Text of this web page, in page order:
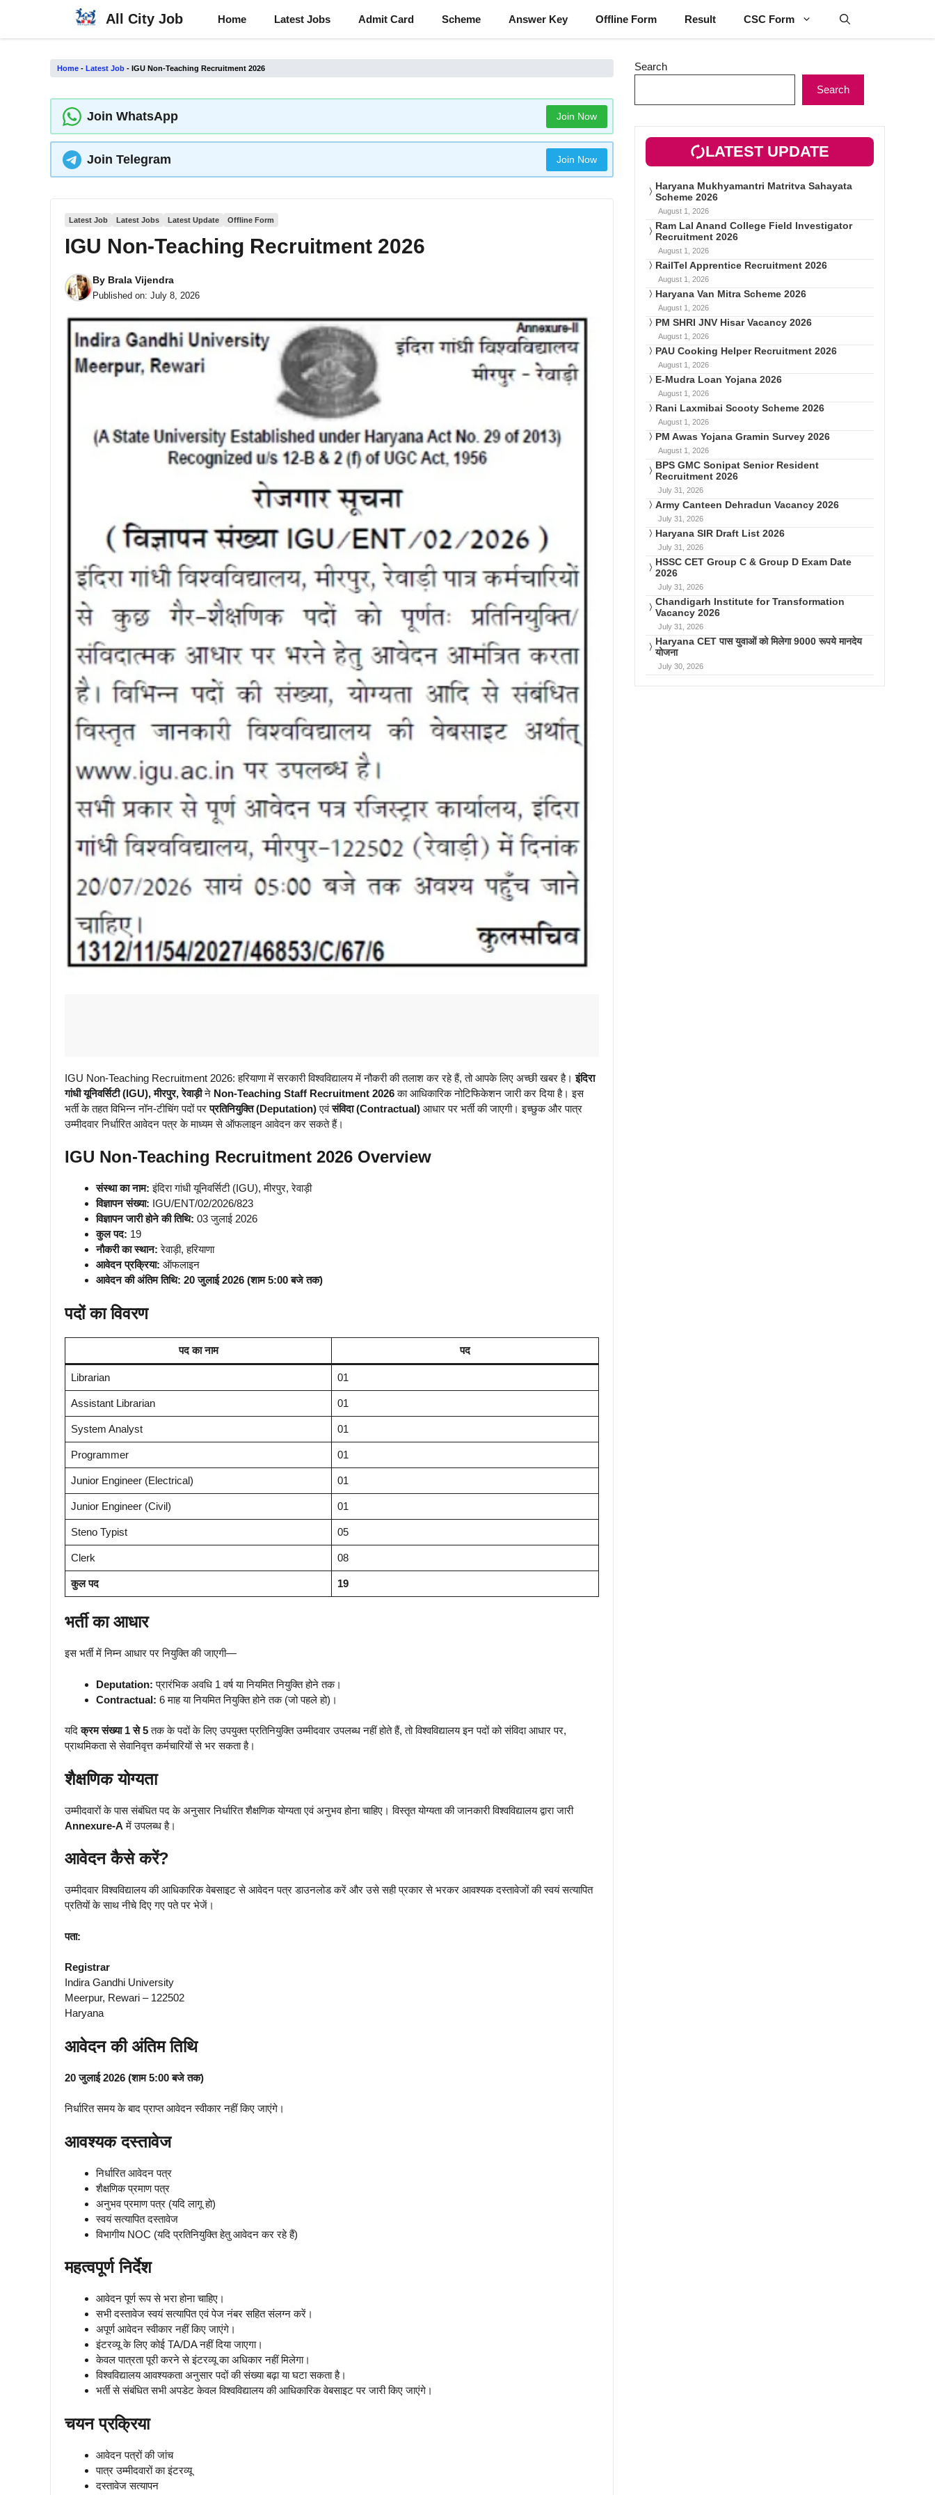
content
All City Job Home Latest Jobs Admit Card Scheme Answer Key Offline Form Result CSC Form
Home - Latest Job - IGU Non-Teaching Recruitment 2026
Join WhatsApp Join Now
Join Telegram Join Now
Latest Job Latest Jobs Latest Update Offline Form
IGU Non-Teaching Recruitment 2026
By Brala Vijendra
Published on: July 8, 2026
IGU Non-Teaching Recruitment 2026: हरियाणा में सरकारी विश्वविद्यालय में नौकरी की तलाश कर रहे हैं, तो आपके लिए अच्छी खबर है।इंदिरा
गांधी यूनिवर्सिटी (IGU), मीरपुर, रेवाड़ीने Non-Teaching Staff Recruitment 2026का आधिकारिक नोटिफिकेशन जारी कर दिया है। इस
भर्ती के तहत विभिन्न नॉन-टीचिंग पदों परप्रतिनियुक्ति (Deputation)एवंसंविदा (Contractual) आधार पर भर्ती की जाएगी। इच्छुक और पात्र
उम्मीदवार निर्धारित आवेदन पत्र के माध्यम से ऑफलाइन आवेदन कर सकते हैं।
IGU Non-Teaching Recruitment 2026 Overview
संस्था का नाम: इंदिरा गांधी यूनिवर्सिटी (IGU), मीरपुर, रेवाड़ी
विज्ञापन संख्या: IGU/ENT/02/2026/823
विज्ञापन जारी होने की तिथि: 03 जुलाई 2026
कुल पद: 19
नौकरी का स्थान: रेवाड़ी, हरियाणा
आवेदन प्रक्रिया: ऑफलाइन
आवेदन की अंतिम तिथि: 20 जुलाई 2026 (शाम 5:00 बजे तक)
पदों का विवरण
पद का नाम पद
Librarian 01
Assistant Librarian 01
System Analyst 01
Programmer 01
Junior Engineer (Electrical) 01
Junior Engineer (Civil) 01
Steno Typist 05
Clerk 08
कुल पद 19
भर्ती का आधार
इस भर्ती में निम्न आधार पर नियुक्ति की जाएगी—
Deputation: प्रारंभिक अवधि 1 वर्ष या नियमित नियुक्ति होने तक।
Contractual: 6 माह या नियमित नियुक्ति होने तक (जो पहले हो)।
यदिक्रम संख्या 1 से 5तक के पदों के लिए उपयुक्त प्रतिनियुक्ति उम्मीदवार उपलब्ध नहीं होते हैं, तो विश्वविद्यालय इन पदों को संविदा आधार पर,
प्राथमिकता से सेवानिवृत्त कर्मचारियों से भर सकता है।
शैक्षणिक योग्यता
उम्मीदवारों के पास संबंधित पद के अनुसार निर्धारित शैक्षणिक योग्यता एवं अनुभव होना चाहिए। विस्तृत योग्यता की जानकारी विश्वविद्यालय द्वारा जारी
Annexure-A में उपलब्ध है।
आवेदन कैसे करें?
उम्मीदवार विश्वविद्यालय की आधिकारिक वेबसाइट से आवेदन पत्र डाउनलोड करें और उसे सही प्रकार से भरकर आवश्यक दस्तावेजों की स्वयं सत्यापित
प्रतियों के साथ नीचे दिए गए पते पर भेजें।
पता:
Registrar
Indira Gandhi University
Meerpur, Rewari – 122502
Haryana
आवेदन की अंतिम तिथि
20 जुलाई 2026 (शाम 5:00 बजे तक)
निर्धारित समय के बाद प्राप्त आवेदन स्वीकार नहीं किए जाएंगे।
आवश्यक दस्तावेज
निर्धारित आवेदन पत्र
शैक्षणिक प्रमाण पत्र
अनुभव प्रमाण पत्र (यदि लागू हो)
स्वयं सत्यापित दस्तावेज
विभागीय NOC (यदि प्रतिनियुक्ति हेतु आवेदन कर रहे हैं)
महत्वपूर्ण निर्देश
आवेदन पूर्ण रूप से भरा होना चाहिए।
सभी दस्तावेज स्वयं सत्यापित एवं पेज नंबर सहित संलग्न करें।
अपूर्ण आवेदन स्वीकार नहीं किए जाएंगे।
इंटरव्यू के लिए कोई TA/DA नहीं दिया जाएगा।
केवल पात्रता पूरी करने से इंटरव्यू का अधिकार नहीं मिलेगा।
विश्वविद्यालय आवश्यकता अनुसार पदों की संख्या बढ़ा या घटा सकता है।
भर्ती से संबंधित सभी अपडेट केवल विश्वविद्यालय की आधिकारिक वेबसाइट पर जारी किए जाएंगे।
चयन प्रक्रिया
आवेदन पत्रों की जांच
पात्र उम्मीदवारों का इंटरव्यू
दस्तावेज सत्यापन
Search
Search
LATEST UPDATE
Haryana Mukhyamantri Matritva Sahayata
Scheme 2026
August 1, 2026
Ram Lal Anand College Field Investigator
Recruitment 2026
August 1, 2026
RailTel Apprentice Recruitment 2026
August 1, 2026
Haryana Van Mitra Scheme 2026
August 1, 2026
PM SHRI JNV Hisar Vacancy 2026
August 1, 2026
PAU Cooking Helper Recruitment 2026
August 1, 2026
E-Mudra Loan Yojana 2026
August 1, 2026
Rani Laxmibai Scooty Scheme 2026
August 1, 2026
PM Awas Yojana Gramin Survey 2026
August 1, 2026
BPS GMC Sonipat Senior Resident
Recruitment 2026
July 31, 2026
Army Canteen Dehradun Vacancy 2026
July 31, 2026
Haryana SIR Draft List 2026
July 31, 2026
HSSC CET Group C & Group D Exam Date
2026
July 31, 2026
Chandigarh Institute for Transformation
Vacancy 2026
July 31, 2026
Haryana CET पास युवाओं को मिलेगा 9000 रूपये मानदेय
योजना
July 30, 2026